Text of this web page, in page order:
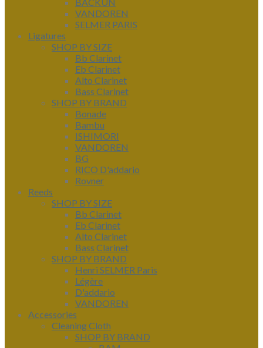
VANDOREN
SELMER PARIS
Ligatures
SHOP BY SIZE
Bb Clarinet
Eb Clarinet
Alto Clarinet
Bass Clarinet
SHOP BY BRAND
Bonade
Bambu
ISHIMORI
VANDOREN
BG
RICO D'addario
Rovner
Reeds
SHOP BY SIZE
Bb Clarinet
Eb Clarinet
Alto Clarinet
Bass Clarinet
SHOP BY BRAND
Henri SELMER Paris
Légère
D'addario
VANDOREN
Accessories
Cleaning Cloth
SHOP BY BRAND